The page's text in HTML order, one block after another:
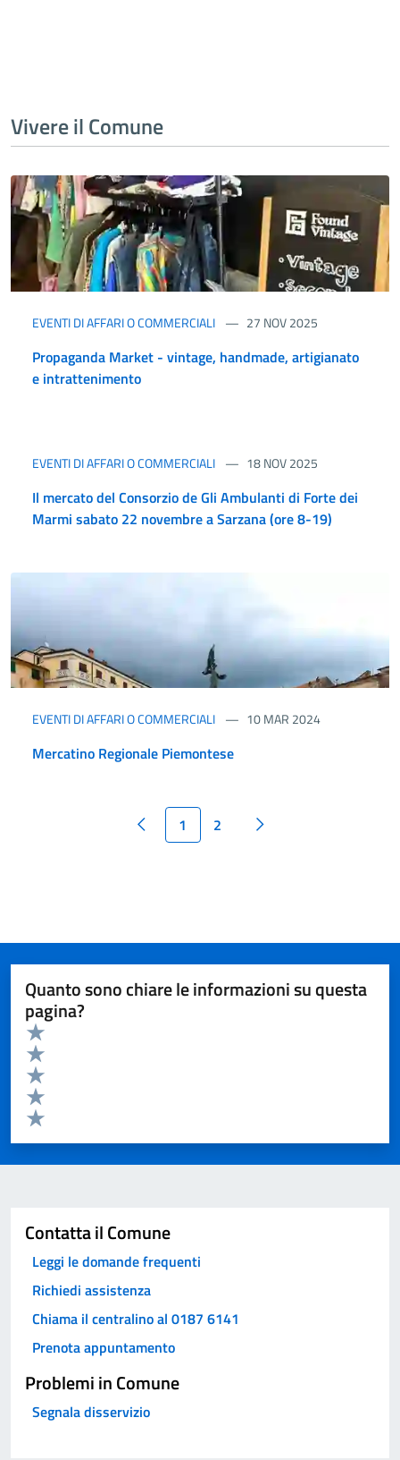
Vivere il Comune
EVENTI DI AFFARI O COMMERCIALI 27 NOV 2025
Propaganda Market - vintage, handmade, artigianato
e intrattenimento
EVENTI DI AFFARI O COMMERCIALI 18 NOV 2025
Il mercato del Consorzio de Gli Ambulanti di Forte dei
Marmi sabato 22 novembre a Sarzana (ore 8-19)
EVENTI DI AFFARI O COMMERCIALI 10 MAR 2024
Mercatino Regionale Piemontese
1 2
Quanto sono chiare le informazioni su questa
pagina?
Valuta da 1 a 5 stelle la pagina
Valuta 5 stelle su 5
Valuta 4 stelle su 5
Valuta 3 stelle su 5
Valuta 2 stelle su 5
Valuta 1 stelle su 5
Contatta il Comune
Leggi le domande frequenti
Richiedi assistenza
Chiama il centralino al 0187 6141
Prenota appuntamento
Problemi in Comune
Segnala disservizio